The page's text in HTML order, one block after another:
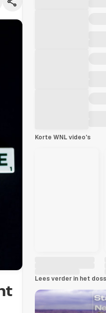
Korte WNL video's
Lees verder in het